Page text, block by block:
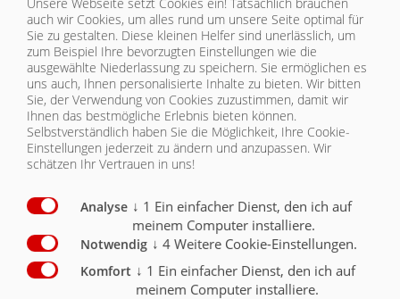
THERMOAUSSTATTUNG
ASW STONE LKW 6229
Rahmen/Hydraulik Serie
Bausatz ohne Hilfsrahmen für Selbstmontage, ohne
X
auch wir Cookies, um alles rund um unsere Seite optimal für
Sie zu gestalten. Diese kleinen Helfer sind unerlässlich, um
zum Beispiel Ihre bevorzugten Einstellungen wie die
ausgewählte Niederlassung zu speichern. Sie ermöglichen es
uns auch, Ihnen personalisierte Inhalte zu bieten. Wir bitten
Sie, der Verwendung von Cookies zuzustimmen, damit wir
Ihnen das bestmögliche Erlebnis bieten können.
Selbstverständlich haben Sie die Möglichkeit, Ihre Cookie-
Einstellungen jederzeit zu ändern und anzupassen. Wir
schätzen Ihr Vertrauen in uns!
Analyse ↓ 1 Ein einfacher Dienst, den ich auf
meinem Computer installiere.
Notwendig ↓ 4 Weitere Cookie-Einstellungen.
Komfort ↓ 1 Ein einfacher Dienst, den ich auf
meinem Computer installiere.